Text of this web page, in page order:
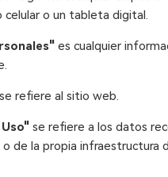
o un tableta digital.
es cualquier
se refiere al sitio web.
se refiere a los datos
de la propia infraestructura